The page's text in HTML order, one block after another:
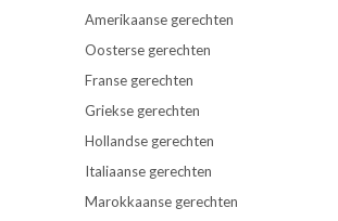
Amerikaanse gerechten
Oosterse gerechten
Franse gerechten
Griekse gerechten
Hollandse gerechten
Italiaanse gerechten
Marokkaanse gerechten